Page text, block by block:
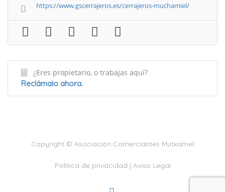
https://www.gscerrajeros.es/cerrajeros-muchamiel/
¿Eres propietario, o trabajas aquí?
Reclámalo ahora.
Copyright © Asociación Comerciantes Mutxamel
Política de privacidad | Aviso Legal